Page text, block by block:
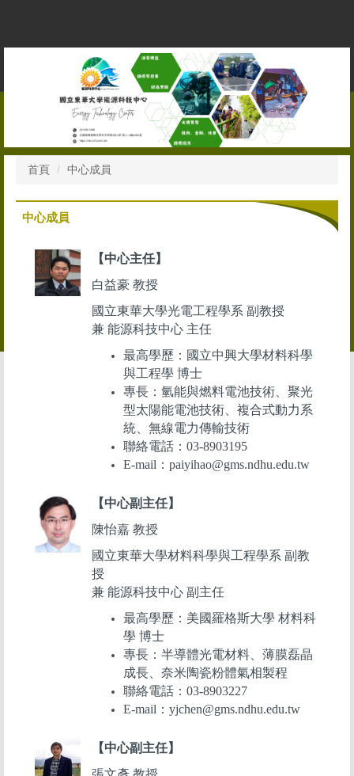
首頁 中心成員
中心成員
【中心主任】
白益豪 教授
國立東華大學光電工程學系 副教授
兼 能源科技中心 主任
最高學歷：國立中興大學材料科學
與工程學 博士
專長：氫能與燃料電池技術、聚光
型太陽能電池技術、複合式動力系
統、無線電力傳輸技術
聯絡電話：03-8903195
E-mail：paiyihao@gms.ndhu.edu.tw
【中心副主任】
陳怡嘉 教授
國立東華大學材料科學與工程學系 副教
授
兼 能源科技中心 副主任
最高學歷：美國羅格斯大學 材料科
學 博士
專長：半導體光電材料、薄膜磊晶
成長、奈米陶瓷粉體氣相製程
聯絡電話：03-8903227
E-mail：yjchen@gms.ndhu.edu.tw
【中心副主任】